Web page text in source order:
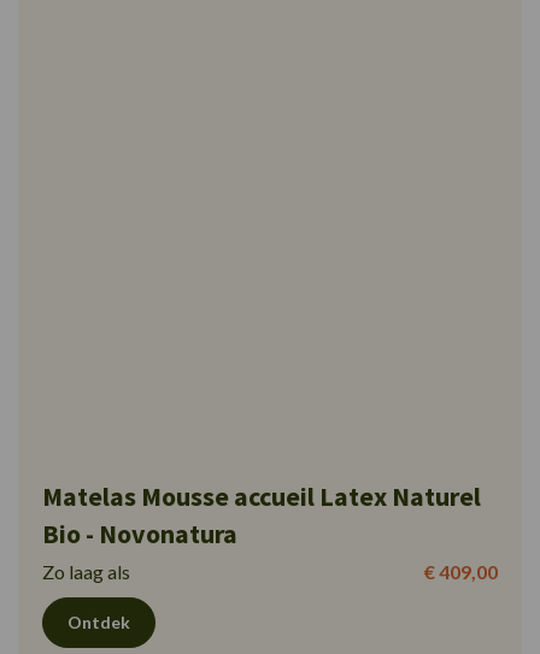
Matelas Mousse accueil Latex Naturel
Bio - Novonatura
Zo laag als € 409,00
Ontdek